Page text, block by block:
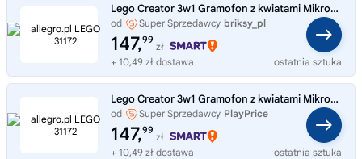
Lego Creator 3w1 Gramofon z kwiatami Mikrofon Radio Retro 31172
od Super Sprzedawcy briksy_pl
147,99
zł
+ 10,49 zł dostawa
ostatnia sztuka
Lego Creator 3w1 Gramofon z kwiatami Mikrofon Radio Retro 31172
od Super Sprzedawcy PlayPrice
147,99
zł
+ 10,49 zł dostawa
ostatnia sztuka